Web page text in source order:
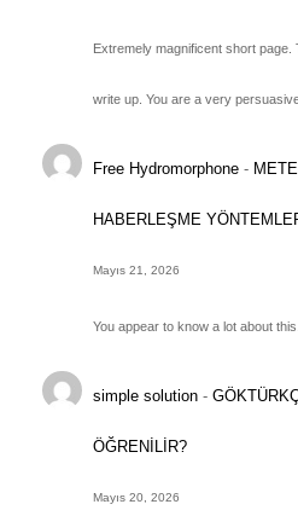
Extremely magnificent short
write up. You are a very
Free Hydromorphone -
HABERLEŞME
Mayıs 21, 2026
You appear to know a lot about this.
simple solution -
ÖĞRENİLİR?
Mayıs 20, 2026